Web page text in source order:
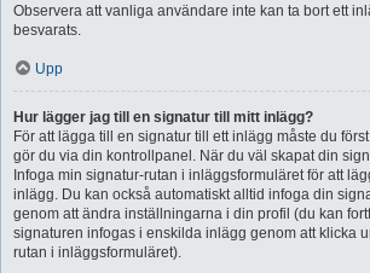
Observera att vanliga användare inte kan ta bort ett
besvarats.
Upp
Hur lägger jag till en signatur till mitt inlägg?
För att lägga till en signatur till ett inlägg måste du
gör du via din kontrollpanel. När du väl skapat din
Infoga min signatur-rutan i inläggsformuläret för att
inlägg. Du kan också automatiskt alltid infoga din
genom att ändra inställningarna i din profil (du kan
signaturen infogas i enskilda inlägg genom att klicka
rutan i inläggsformuläret).